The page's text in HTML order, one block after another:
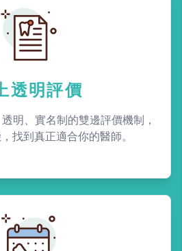
透明評價
明、實名制的雙邊評價機制，
找到真正適合你的醫師。